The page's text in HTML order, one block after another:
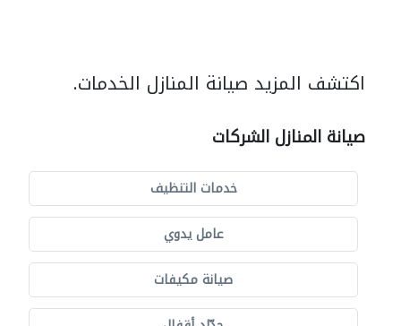
اكتشف المزيد صيانة المنازل الخدمات.
صيانة المنازل الشركات
خدمات التنظيف
عامل يدوي
صيانة مكيفات